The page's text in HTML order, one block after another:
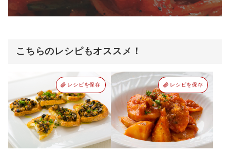
こちらのレシピもオススメ！
レシピを保存 レシピを保存